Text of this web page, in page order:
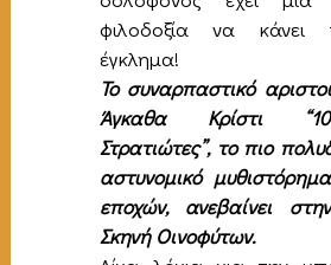
φιλοδοξία να κάνει
έγκλημα!
Το συναρπαστικό
Άγκαθα Κρίστι
Στρατιώτες”, το πιο
αστυνομικό
εποχών, ανεβαίνει
Σκηνή Οινοφύτων.